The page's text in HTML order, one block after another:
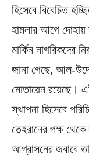
হিসেবে বিবেচিত
হামলার আগে দোহায়
মার্কিন নাগরিকদের
জানা গেছে, আল-
মোতায়েন রয়েছে।
স্থাপনা হিসেবে
তেহরানের পক্ষ
আগ্রাসনের জবাবে